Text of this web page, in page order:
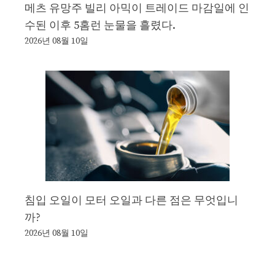
메츠 유망주 빌리 아믹이 트레이드 마감일에 인
수된 이후 5홈런 눈물을 흘렸다.
2026년 08월 10일
침입 오일이 모터 오일과 다른 점은 무엇입니
까?
2026년 08월 10일